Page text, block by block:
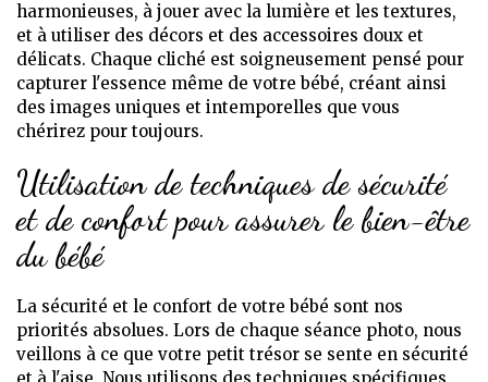
harmonieuses, à jouer avec la lumière et les textures,
et à utiliser des décors et des accessoires doux et
délicats. Chaque cliché est soigneusement pensé pour
capturer l'essence même de votre bébé, créant ainsi
des images uniques et intemporelles que vous
chérirez pour toujours.
Utilisation de techniques de sécurité
et de confort pour assurer le bien-être
du bébé
La sécurité et le confort de votre bébé sont nos
priorités absolues. Lors de chaque séance photo, nous
veillons à ce que votre petit trésor se sente en sécurité